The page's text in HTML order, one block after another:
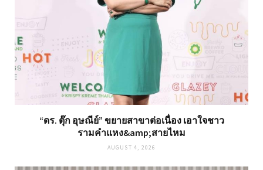
“ดร. ตุ๊ก อุษณีย์” ขยายสาขาต่อเนื่อง เอาใจชาว
รามคำแหง&amp;สายไหม
AUGUST 4, 2026